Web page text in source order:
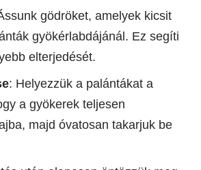
gödröket, amelyek kicsit
gyökérlabdájánál. Ez segíti
elterjedését.
: Helyezzük a palántákat a
a gyökerek teljesen
majd óvatosan takarjuk be